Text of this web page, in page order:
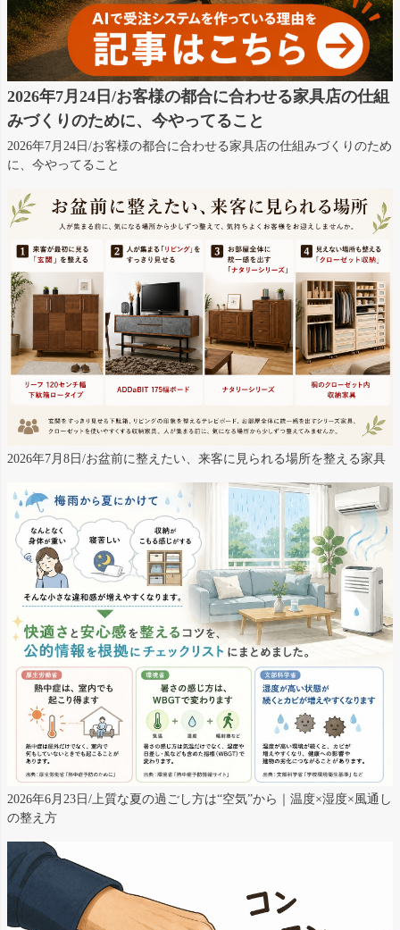
2026年7月24日/お客様の都合に合わせる家具店の仕組
みづくりのために、今やってること
2026年7月24日/お客様の都合に合わせる家具店の仕組みづくりのため
に、今やってること
2026年7月8日/お盆前に整えたい、来客に見られる場所を整える家具
2026年6月23日/上質な夏の過ごし方は“空気”から｜温度×湿度×風通し
の整え方